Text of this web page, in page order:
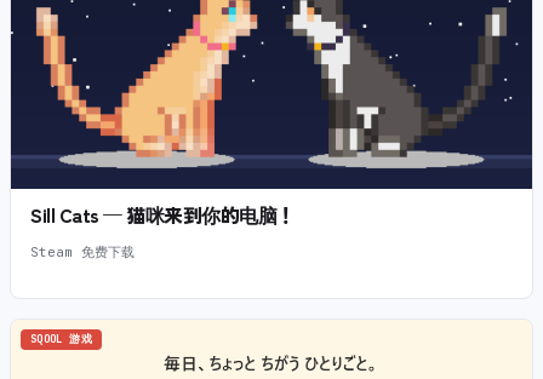
Sill Cats — 猫咪来到你的电脑！
Steam 免费下载
SQOOL 游戏